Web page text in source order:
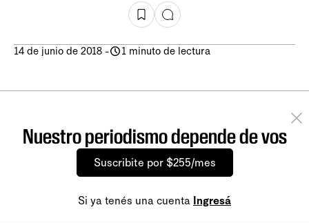
14 de junio de 2018 - 1 minuto de lectura
Nuestro periodismo depende de vos
Suscribite por $255/mes
Si ya tenés una cuenta Ingresá